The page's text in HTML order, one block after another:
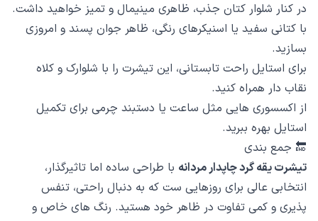
در کنار شلوار کتان جذب، ظاهری مینیمال و تمیز خواهید داشت.
با کتانی سفید یا اسنیکرهای رنگی، ظاهر جوان پسند و امروزی
بسازید.
برای استایل راحت تابستانی، این تیشرت را با شلوارک و کلاه
نقاب دار همراه کنید.
از اکسسوری هایی مثل ساعت یا دستبند چرمی برای تکمیل
استایل بهره ببرید.
🔚 جمع بندی
تیشرت یقه گرد چاپدار مردانه با طراحی ساده اما تاثیرگذار،
انتخابی عالی برای روزهایی ست که به دنبال راحتی، تنفس
پذیری و کمی تفاوت در ظاهر خود هستید. رنگ های خاص و